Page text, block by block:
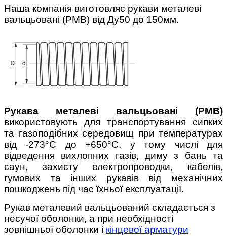
Наша компанія виготовляє рукави металеві
вальцьовані (РМВ) від Ду50 до 150мм.
Рукава металеві вальцьовані (РМВ)
використовують для транспортування сипких
та газоподібних середовищ при температурах
від -273°С до +650°С, у тому числі для
відведення вихлопних газів, диму з бань та
саун, захисту електропроводки, кабелів,
гумових та інших рукавів від механічних
пошкоджень під час їхньої експлуатації.
Рукав металевий вальцьований складається з
несучої оболонки, а при необхідності
зовнішньої оболонки і кінцевої арматури